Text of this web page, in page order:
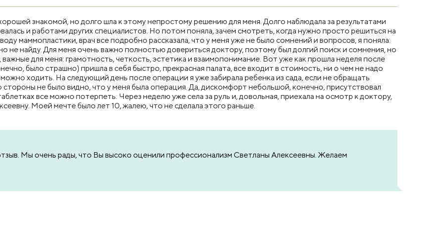
знакомой, но долго шла к этому непростому решению для меня. Долго наблюдала за результатами
и работами других специалистов. Но потом поняла, зачем смотреть, когда нужно просто решиться на
маммопластики, врач все подробно рассказала, что у меня уже не было сомнений и вопросов, я поняла:
не найду. Для меня очень важно полностью довериться доктору, поэтому был долгий поиск и сомнения, но
для меня: грамотность, четкость, эстетика и взаимопонимание. Вот уже как прошла неделя после
было страшно) пришла в себя быстро, прекрасная палата, все входит в стоимость, ни о чем не надо
ходить. На следующий день после операции я уже забирала ребенка из сада, если не обращать
не было видно, что у меня была операция. Да, дискомфорт небольшой, конечно, присутствовал
все можно потерпеть. Через неделю уже села за руль и, довольная, приехала на осмотр к доктору,
Моей мечте было лет 10, жалею, что не сделала этого раньше.
Мы очень рады, что Вы высоко оценили профессионализм Светланы Алексеевны. Желаем